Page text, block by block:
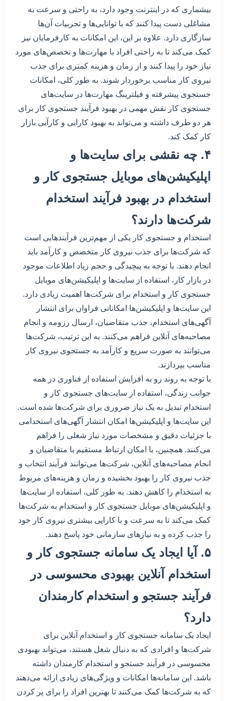
بیشماری که در اینترنت وجود دارد، به راحتی و سرعت به
مشاغلی دست پیدا کنند که با توانایی‌ها و تجربیات آن‌ها
سازگاری دارد. علاوه بر این، این امکانات به کارفرمایان نیز
کمک می‌کند تا به راحتی افراد با مهارت‌ها و تخصص‌های مورد
نیاز خود را پیدا کنند و از زمان و هزینه کمتری برای جذب
نیروی کار مناسب برخوردار شوند. به طور کلی، امکانات
جستجوی پیشرفته و فیلترینگ مهارت‌ها در سایت‌های
جستجوی کار نقش مهمی در بهبود فرآیند جستجوی کار برای
هر دو طرف داشته و می‌تواند به بهبود کارایی و کارآیی بازار
کار کمک کند.
۴. چه نقشی برای سایت‌ها و
اپلیکیشن‌های موبایل جستجوی کار و
استخدام در بهبود فرآیند استخدام
شرکت‌ها دارند؟
استخدام و جستجوی کار یکی از مهم‌ترین فرآیندهایی است
که شرکت‌ها برای جذب نیروی کار متخصص و کارآمد باید
انجام دهند. با توجه به پیچیدگی و حجم زیاد اطلاعات موجود
در بازار کار، استفاده از سایت‌ها و اپلیکیشن‌های موبایل
جستجوی کار و استخدام برای شرکت‌ها اهمیت زیادی دارد.
این سایت‌ها و اپلیکیشن‌ها امکاناتی فراوان برای انتشار
آگهی‌های استخدام، جذب متقاضیان، ارسال رزومه و انجام
مصاحبه‌های آنلاین فراهم می‌کنند. به این ترتیب، شرکت‌ها
می‌توانند به صورت سریع و کارآمد به جستجوی نیروی کار
مناسب بپردازند.
با توجه به روند رو به افزایش استفاده از فناوری در همه
جوانب زندگی، استفاده از سایت‌های جستجوی کار و
استخدام تبدیل به یک نیاز ضروری برای شرکت‌ها شده است.
این سایت‌ها و اپلیکیشن‌ها امکان انتشار آگهی‌های استخدامی
با جزئیات دقیق و مشخصات مورد نیاز شغلی را فراهم
می‌کنند. همچنین، با امکان ارتباط مستقیم با متقاضیان و
انجام مصاحبه‌های آنلاین، شرکت‌ها می‌توانند فرآیند انتخاب و
جذب نیروی کار را بهبود بخشیده و زمان و هزینه‌های مربوط
به استخدام را کاهش دهند. به طور کلی، استفاده از سایت‌ها
و اپلیکیشن‌های موبایل جستجوی کار و استخدام به شرکت‌ها
کمک می‌کند تا به سرعت و با کارایی بیشتری نیروی کار خود
را جذب کرده و به نیازهای سازمانی خود پاسخ دهند.
۵. آیا ایجاد یک سامانه جستجوی کار و
استخدام آنلاین بهبودی محسوسی در
فرآیند جستجو و استخدام کارمندان
دارد؟
ایجاد یک سامانه جستجوی کار و استخدام آنلاین برای
شرکت‌ها و افرادی که به دنبال شغل هستند، می‌تواند بهبودی
محسوسی در فرآیند جستجو و استخدام کارمندان داشته
باشد. این سامانه‌ها امکانات و ویژگی‌های زیادی ارائه می‌دهند
که به شرکت‌ها کمک می‌کنند تا بهترین افراد را برای پر کردن